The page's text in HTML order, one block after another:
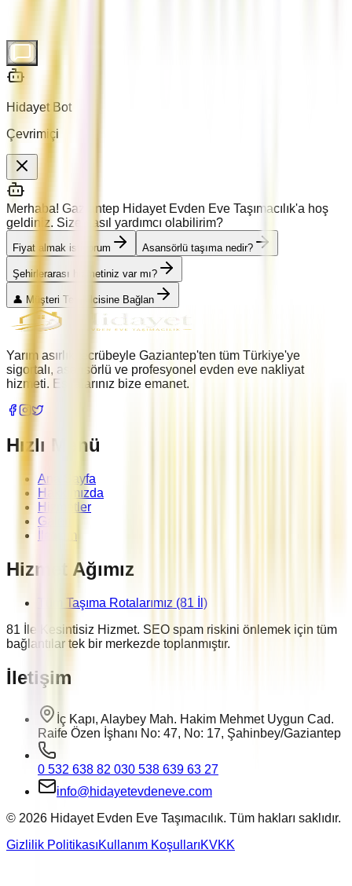
Hidayet Bot
Çevrimiçi
Merhaba! Gaziantep Hidayet Evden Eve Taşımacılık'a hoş
geldiniz. Size nasıl yardımcı olabilirim?
Fiyat almak istiyorum Asansörlü taşıma nedir?
Şehirlerarası hizmetiniz var mı?
👤 Müşteri Temsilcisine Bağlan
Yarım asırlık tecrübeyle Gaziantep'ten tüm Türkiye'ye
sigortalı, asansörlü ve profesyonel evden eve nakliyat
hizmeti. Eşyalarınız bize emanet.
Hızlı Menü
Ana Sayfa
Hakkımızda
Hizmetler
Galeri
İletişim
Hizmet Ağımız
Tüm Taşıma Rotalarımız (81 İl)
81 İle Kesintisiz Hizmet. SEO spam riskini önlemek için tüm
bağlantılar tek bir merkezde toplanmıştır.
İletişim
İç Kapı, Alaybey Mah. Hakim Mehmet Uygun Cad.
Raife Özen İşhanı No: 47, No: 17, Şahinbey/Gaziantep
0 532 638 82 030 538 639 63 27
info@hidayetevdeneve.com
© 2026 Hidayet Evden Eve Taşımacılık. Tüm hakları saklıdır.
Gizlilik PolitikasıKullanım KoşullarıKVKK